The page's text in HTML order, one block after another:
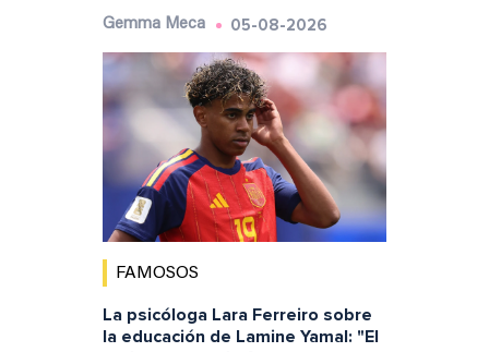
Gemma Meca 05-08-2026
FAMOSOS
La psicóloga Lara Ferreiro sobre
la educación de Lamine Yamal: "El